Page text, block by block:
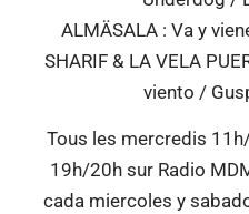
ALMÄSALA : Va y
SHARIF & LA VELA
viento /
Tous les mercredis
19h/20h sur Radio
cada miercoles y